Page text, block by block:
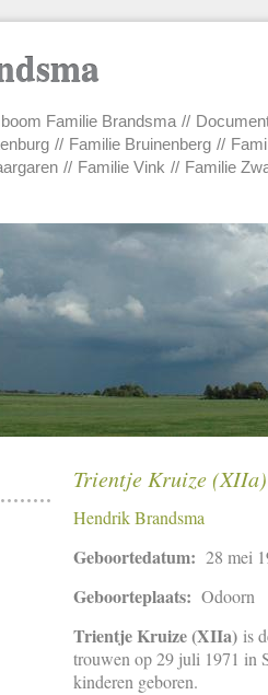
Familie Brandsma
Familie Bruinenberg
Familie Vink
Familie
Trientje Kruize (XIIa)
Hendrik Brandsma
Geboortedatum: 28 mei
Geboorteplaats: Odoorn
Trientje Kruize (XIIa) is
trouwen op 29 juli 1971 in
kinderen geboren.